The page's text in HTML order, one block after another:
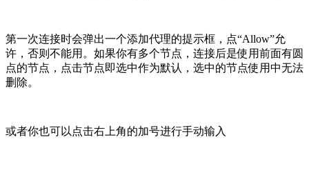
第一次连接时会弹出一个添加代理的提示框，点“Allow”允
许，否则不能用。如果你有多个节点，连接后是使用前面有圆
点的节点，点击节点即选中作为默认，选中的节点使用中无法
删除。
或者你也可以点击右上角的加号进行手动输入